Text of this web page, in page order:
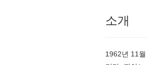
소개
1962년 11